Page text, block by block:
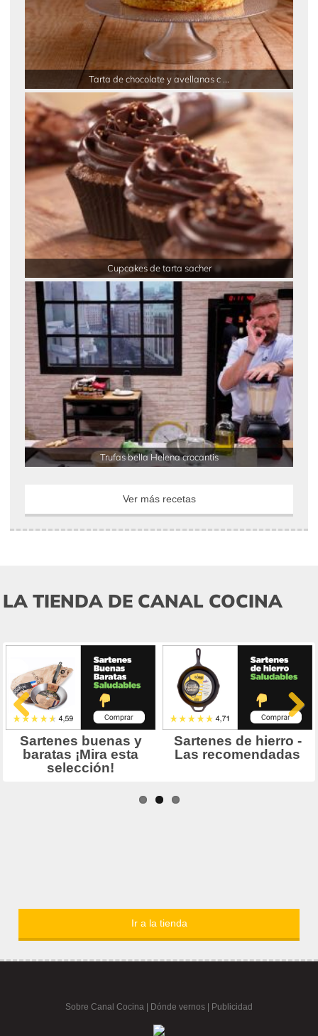
Tarta de chocolate y avellanas c ...
Cupcakes de tarta sacher
Trufas bella Helena crocantis
Ver más recetas
LA TIENDA DE CANAL COCINA
Ir a la tienda
Sobre Canal Cocina Dónde vernos | Publicidad